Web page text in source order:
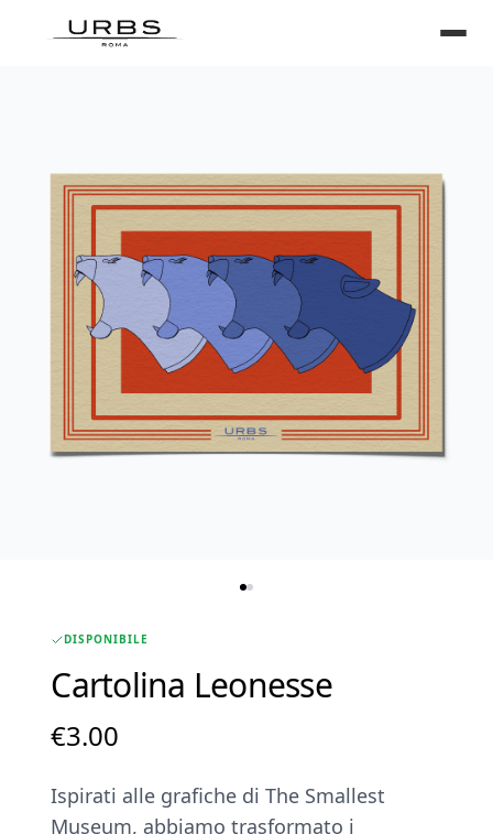
DISPONIBILE
Cartolina Leonesse
€3.00
Ispirati alle grafiche di The Smallest
Museum, abbiamo trasformato i